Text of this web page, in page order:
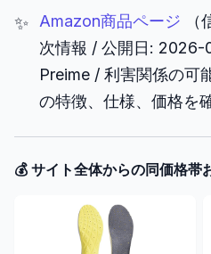
Amazon商品ページ （
次情報 / 公開日: 2026-
Preime / 利害関係の可
の特徴、仕様、価格を
💰 サイト全体からの同価格帯